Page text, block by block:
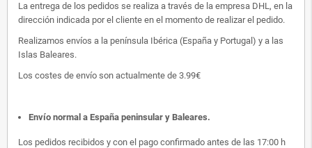
La entrega de los pedidos se realiza a través de la empresa DHL, en la
dirección indicada por el cliente en el momento de realizar el pedido.
Realizamos envíos a la península Ibérica (España y Portugal) y a las
Islas Baleares.
Los costes de envío son actualmente de 3.99€
Envío normal a España peninsular y Baleares.
Los pedidos recibidos y con el pago confirmado antes de las 17:00 h